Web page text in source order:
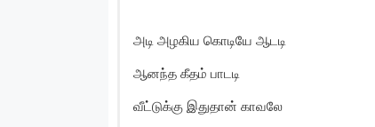
அடி அழகிய கொடியே ஆடடி
ஆனந்த கீதம் பாடடி
வீட்டுக்கு இதுதான் காவலே